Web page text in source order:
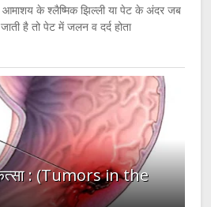
आमाशय के श्लैष्मिक झिल्ली या पेट के अंदर जब
है तो पेट में जलन व दर्द होता
: (Tumors in the